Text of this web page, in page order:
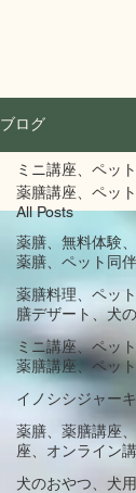
ブログ
All Posts
薬膳、無料体験
薬膳、ペット同
薬膳料理、ペッ
膳デザート、犬
ミニ講座、ペッ
薬膳講座、ペッ
イノシシジャー
薬膳、薬膳講座
座、オンライン
犬のおやつ、犬
ミニ講座、ペッ
薬膳講座、ペッ